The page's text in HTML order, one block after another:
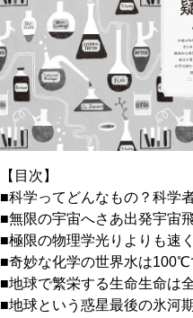
【目次】
■科学ってどんなもの？科学
■無限の宇宙へさあ出発宇宙
■極限の物理学光りよりも速
■奇妙な化学の世界水は
■地球で繁栄する生命生命は
■地球という惑星最後の氷河